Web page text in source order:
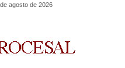
agosto de 2026